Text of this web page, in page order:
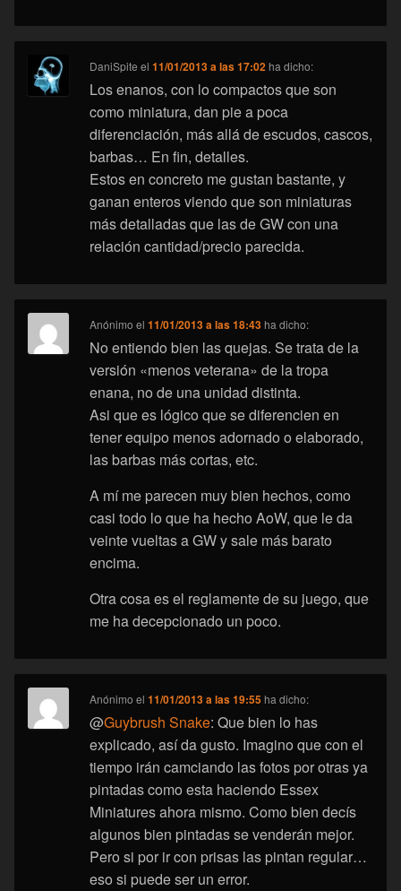
DaniSpite el11/01/2013 a las 17:02 ha dicho:
Los enanos, con lo compactos que son
como miniatura, dan pie a poca
diferenciación, más allá de escudos, cascos,
barbas… En fin, detalles.
Estos en concreto me gustan bastante, y
ganan enteros viendo que son miniaturas
más detalladas que las de GW con una
relación cantidad/precio parecida.
Anónimo el11/01/2013 a las 18:43 ha dicho:
No entiendo bien las quejas. Se trata de la
versión «menos veterana» de la tropa
enana, no de una unidad distinta.
Asi que es lógico que se diferencien en
tener equipo menos adornado o elaborado,
las barbas más cortas, etc.
A mí me parecen muy bien hechos, como
casi todo lo que ha hecho AoW, que le da
veinte vueltas a GW y sale más barato
encima.
Otra cosa es el reglamente de su juego, que
me ha decepcionado un poco.
Anónimo el11/01/2013 a las 19:55 ha dicho:
@Guybrush Snake: Que bien lo has
explicado, así da gusto. Imagino que con el
tiempo irán camciando las fotos por otras ya
pintadas como esta haciendo Essex
Miniatures ahora mismo. Como bien decís
algunos bien pintadas se venderán mejor.
Pero si por ir con prisas las pintan regular…
eso si puede ser un error.